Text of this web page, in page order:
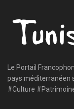
Le Portail
pays méditerranéen
#Culture